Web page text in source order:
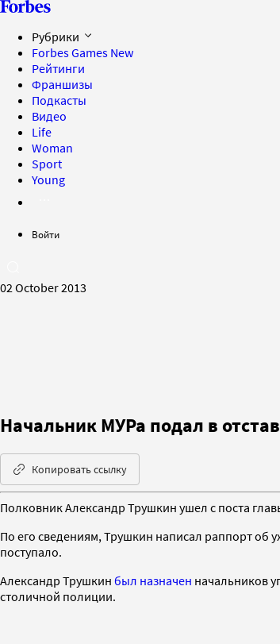
Рубрики
Forbes Games New
Рейтинги
Франшизы
Подкасты
Видео
Life
Woman
Sport
Young
Войти
02 October 2013
Начальник МУРа подал в
Копировать ссылку
Полковник Александр Трушкин ушел с поста
По его сведениям, Трушкин написал раппорт об
поступало.
Александр Трушкин был назначен начальников
столичной полиции.